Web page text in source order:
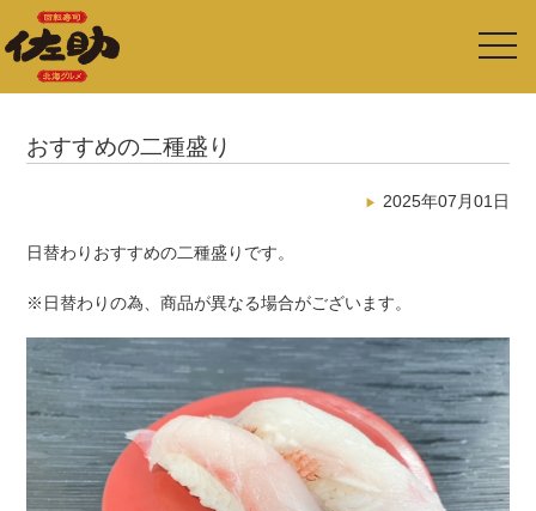
おすすめの二種盛り
2025年07月01日
日替わりおすすめの二種盛りです。
※日替わりの為、商品が異なる場合がございます。